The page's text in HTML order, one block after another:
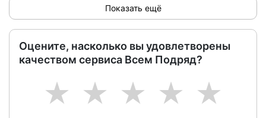
Показать ещё
Оцените, насколько вы удовлетворены
качеством сервиса Всем Подряд?
5
4
3
2
1